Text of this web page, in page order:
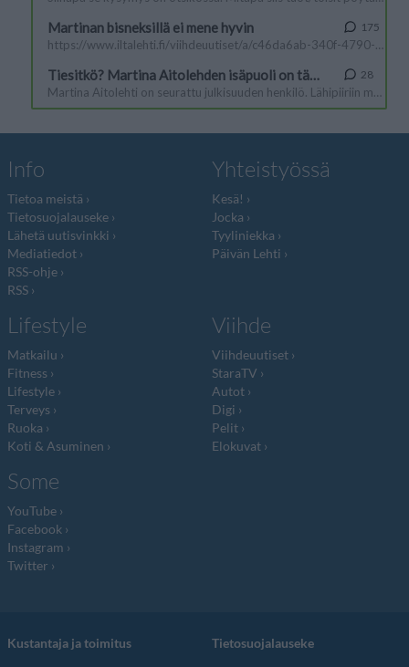
Info
Tietoa meistä
Tietosuojalauseke
Lähetä uutisvinkki
Mediatiedot
RSS-ohje
RSS
Yhteistyössä
Kesä!
Jocka
Tyyliniekka
Päivän Lehti
Lifestyle
Matkailu
Fitness
Lifestyle
Terveys
Ruoka
Koti & Asuminen
Viihde
Viihdeuutiset
StaraTV
Autot
Digi
Pelit
Elokuvat
Some
YouTube
Facebook
Instagram
Twitter
Kustantaja ja toimitus Tietosuojalauseke